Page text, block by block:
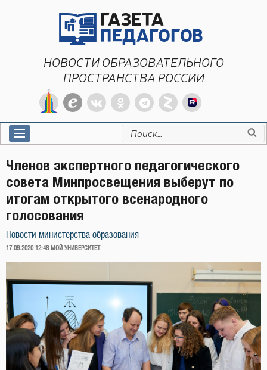
НОВОСТИ ОБРАЗОВАТЕЛЬНОГО
ПРОСТРАНСТВА РОССИИ
Искать:
Членов экспертного педагогического
совета Минпросвещения выберут по
итогам открытого всенародного
голосования
Новости министерства образования
ОПУБЛИКОВАНО
17.09.2020 12:48 МОЙ УНИВЕРСИТЕТ